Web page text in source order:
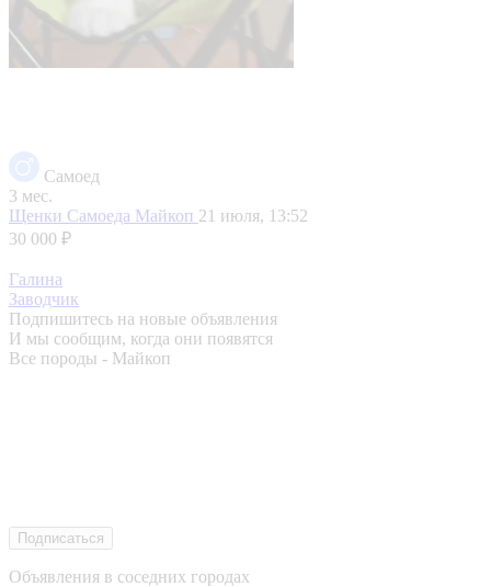
Самоед
3 мес.
Щенки Самоеда Майкоп 21 июля, 13:52
30 000 ₽
Галина
Заводчик
Подпишитесь на новые объявления
И мы сообщим, когда они появятся
Все породы - Майкоп
Подписаться
Объявления в соседних городах